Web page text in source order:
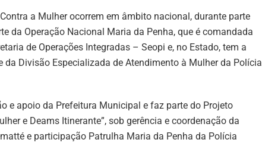
a Mulher ocorrem em âmbito nacional, durante parte
da Operação Nacional Maria da Penha, que é comandada
de Operações Integradas – Seopi e, no Estado, tem a
Divisão Especializada de Atendimento à Mulher da Polícia
e apoio da Prefeitura Municipal e faz parte do Projeto
e Deams Itinerante”, sob gerência e coordenação da
e participação Patrulha Maria da Penha da Polícia